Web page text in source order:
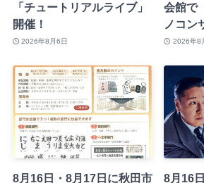
「チュートリアルライブ」
開催！
2026年8月6日
会館で
ノコン
2026年8
8月16日・8月17日に秋田市 8月16